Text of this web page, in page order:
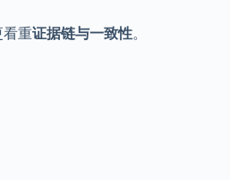
看重证据链与一致性。